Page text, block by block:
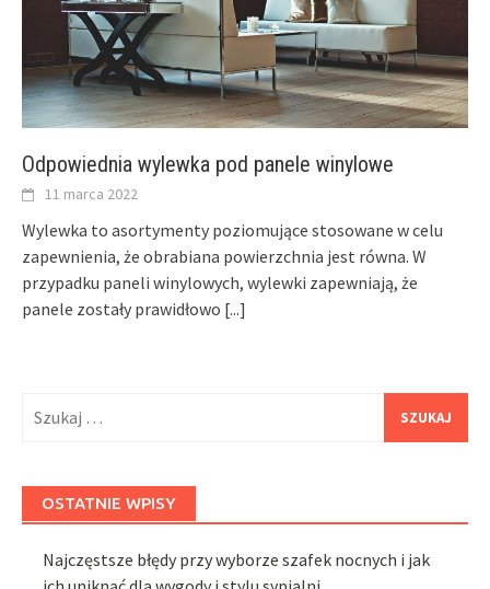
Odpowiednia wylewka pod panele winylowe
11 marca 2022
Wylewka to asortymenty poziomujące stosowane w celu
zapewnienia, że obrabiana powierzchnia jest równa. W
przypadku paneli winylowych, wylewki zapewniają, że
panele zostały prawidłowo [...]
OSTATNIE WPISY
Najczęstsze błędy przy wyborze szafek nocnych i jak